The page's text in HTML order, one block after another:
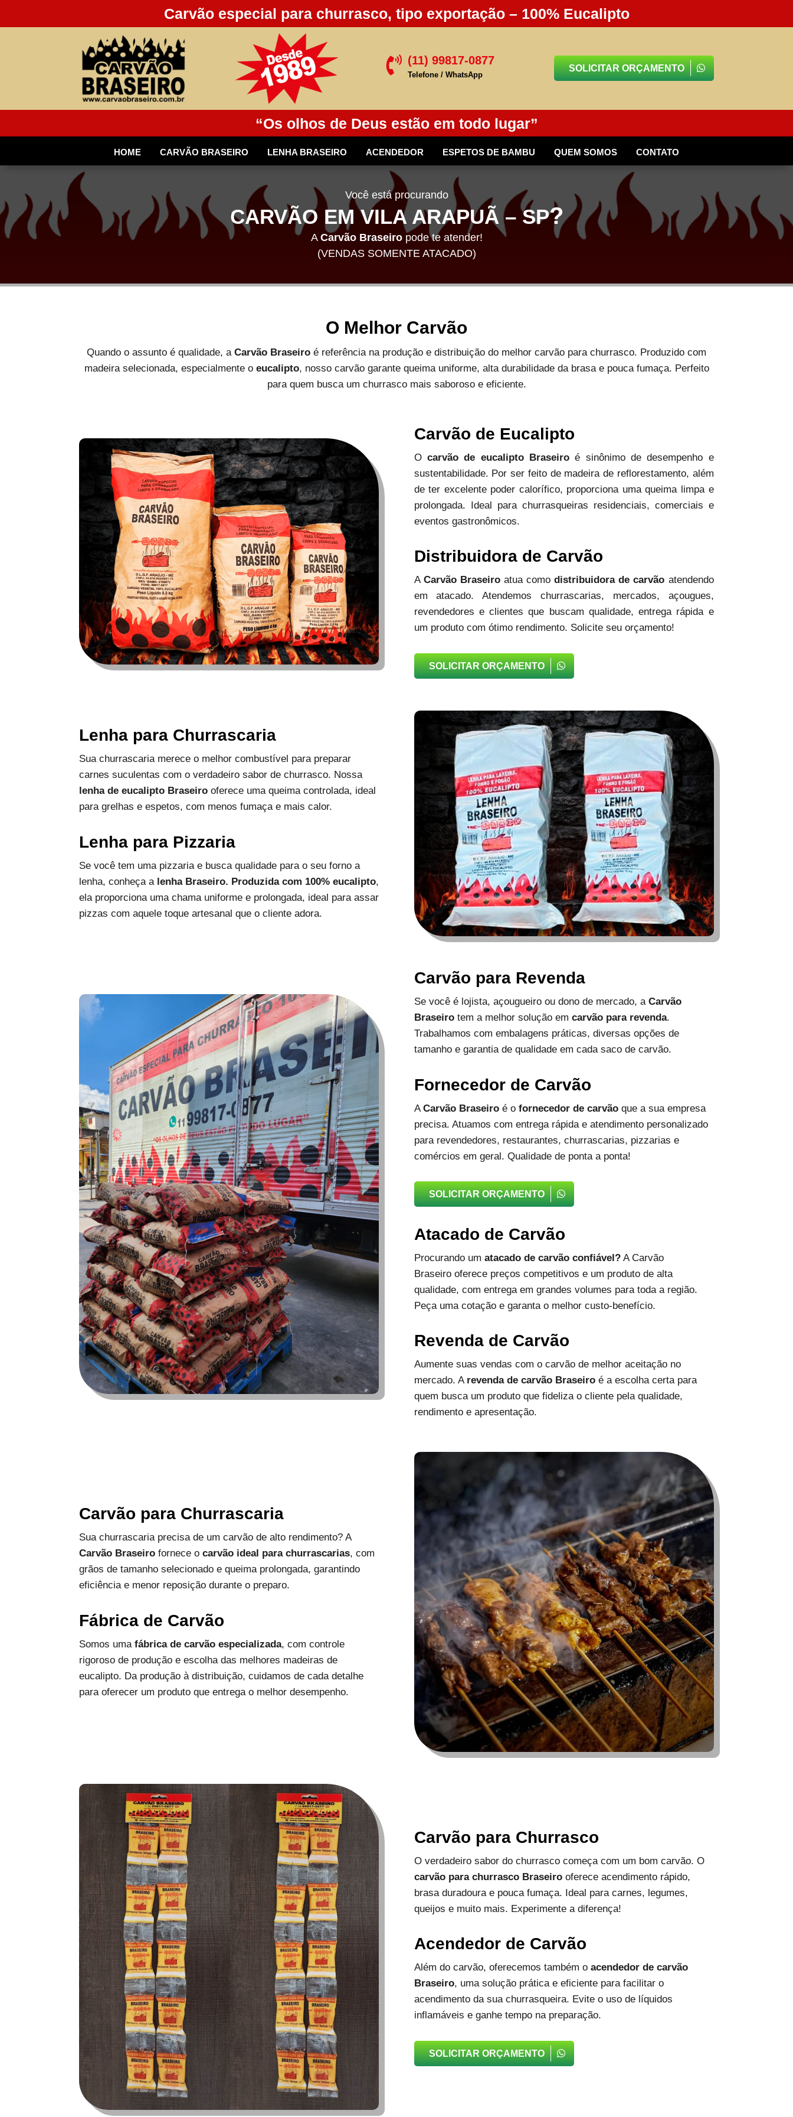
Carvão especial para churrasco, tipo exportação – 100% Eucalipto
 (11) 99817-0877
Telefone / WhatsApp
SOLICITAR ORÇAMENTO
“Os olhos de Deus estão em todo lugar”
HOME CARVÃO BRASEIRO LENHA BRASEIRO ACENDEDOR ESPETOS DE BAMBU QUEM SOMOS CONTATO
Você está procurando
CARVÃO EM VILA ARAPUÃ – SP?
A Carvão Braseiropode te atender!
(VENDAS SOMENTE ATACADO)
O Melhor Carvão
Quando o assunto é qualidade, a Carvão Braseiro é referência na produção e distribuição do melhor carvão para churrasco. Produzido com
madeira selecionada, especialmente o eucalipto, nosso carvão garante queima uniforme, alta durabilidade da brasa e pouca fumaça. Perfeito
para quem busca um churrasco mais saboroso e eficiente.
Carvão de Eucalipto
O carvão de eucalipto Braseiroé sinônimo de desempenho e
sustentabilidade. Por ser feito de madeira de reflorestamento, além
de ter excelente poder calorífico, proporciona uma queima limpa e
prolongada. Ideal para churrasqueiras residenciais, comerciais e
eventos gastronômicos.
Distribuidora de Carvão
A Carvão Braseiroatua comodistribuidora de carvão atendendo
em atacado. Atendemos churrascarias, mercados, açougues,
revendedores e clientes que buscam qualidade, entrega rápida e
um produto com ótimo rendimento. Solicite seu orçamento!
SOLICITAR ORÇAMENTO
Lenha para Churrascaria
Sua churrascaria merece o melhor combustível para preparar
carnes suculentas com o verdadeiro sabor de churrasco. Nossa
lenha de eucalipto Braseiro oferece uma queima controlada, ideal
para grelhas e espetos, com menos fumaça e mais calor.
Lenha para Pizzaria
Se você tem uma pizzaria e busca qualidade para o seu forno a
lenha, conheça a lenha Braseiro. Produzida com 100% eucalipto,
ela proporciona uma chama uniforme e prolongada, ideal para assar
pizzas com aquele toque artesanal que o cliente adora.
Carvão para Revenda
Se você é lojista, açougueiro ou dono de mercado, a Carvão
Braseirotem a melhor solução em carvão para revenda.
Trabalhamos com embalagens práticas, diversas opções de
tamanho e garantia de qualidade em cada saco de carvão.
Fornecedor de Carvão
A Carvão Braseiroé o fornecedor de carvãoque a sua empresa
precisa. Atuamos com entrega rápida e atendimento personalizado
para revendedores, restaurantes, churrascarias, pizzarias e
comércios em geral. Qualidade de ponta a ponta!
SOLICITAR ORÇAMENTO
Atacado de Carvão
Procurando um atacado de carvão confiável?A Carvão
Braseiro oferece preços competitivos e um produto de alta
qualidade, com entrega em grandes volumes para toda a região.
Peça uma cotação e garanta o melhor custo-benefício.
Revenda de Carvão
Aumente suas vendas com o carvão de melhor aceitação no
mercado. A revenda de carvão Braseiroé a escolha certa para
quem busca um produto que fideliza o cliente pela qualidade,
rendimento e apresentação.
Carvão para Churrascaria
Sua churrascaria precisa de um carvão de alto rendimento? A
Carvão Braseiro fornece ocarvão ideal para churrascarias, com
grãos de tamanho selecionado e queima prolongada, garantindo
eficiência e menor reposição durante o preparo.
Fábrica de Carvão
Somos umafábrica de carvão especializada, com controle
rigoroso de produção e escolha das melhores madeiras de
eucalipto. Da produção à distribuição, cuidamos de cada detalhe
para oferecer um produto que entrega o melhor desempenho.
Carvão para Churrasco
O verdadeiro sabor do churrasco começa com um bom carvão. O
carvão para churrasco Braseirooferece acendimento rápido,
brasa duradoura e pouca fumaça. Ideal para carnes, legumes,
queijos e muito mais. Experimente a diferença!
Acendedor de Carvão
Além do carvão, oferecemos também o acendedor de carvão
Braseiro, uma solução prática e eficiente para facilitar o
acendimento da sua churrasqueira. Evite o uso de líquidos
inflamáveis e ganhe tempo na preparação.
SOLICITAR ORÇAMENTO